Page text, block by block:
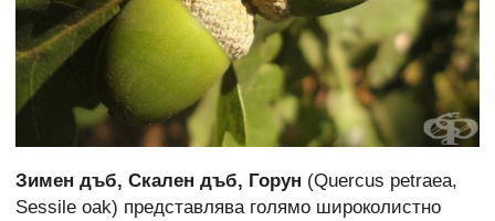
Зимен дъб, Скален дъб, Горун (Quercus petraea,
Sessile oak) представлява голямо широколистно